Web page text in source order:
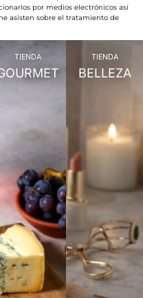
por medios electrónicos así
asisten sobre el tratamiento de
TIENDA TIENDA
BELLEZA